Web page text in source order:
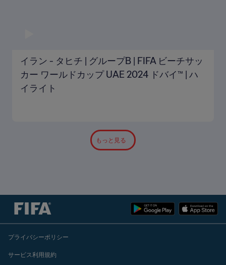
イラン - タヒチ | グループB | FIFA ビーチサッ
カー ワールドカップ UAE 2024 ドバイ™ | ハ
イライト
もっと見る
プライバシーポリシー
サービス利用規約